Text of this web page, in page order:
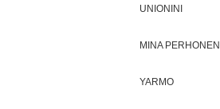
UNIONINI
MINA PERHONEN
YARMO